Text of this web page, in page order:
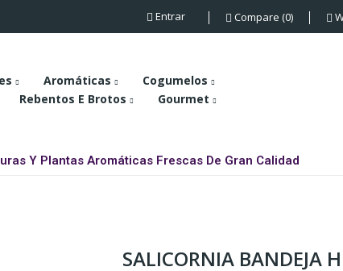
Entrar Compare 0
Aromáticas
Cogumelos
Rebentos E Brotos Gourmet
Y Plantas Aromáticas Frescas De Gran Calidad
SALICORNIA BANDEJA